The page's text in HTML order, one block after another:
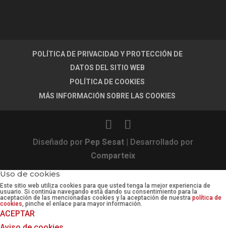
POLÍTICA DE PRIVACIDAD Y PROTECCIÓN DE
DATOS DEL SITIO WEB
POLÍTICA DE COOKIES
MÁS INFORMACIÓN SOBRE LAS COOKIES
Diseñado por Pep Sesat| Desarrollado por
Comparteix
Uso de cookies
Este sitio web utiliza cookies para que usted tenga la mejor experiencia de
usuario. Si continúa navegando está dando su consentimiento para la
aceptación de las mencionadas cookies y la aceptación de nuestra política de
cookies, pinche el enlace para mayor información.
ACEPTAR